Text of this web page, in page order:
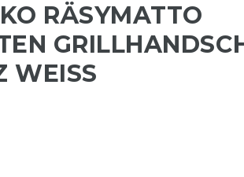
RÄSYMATTO